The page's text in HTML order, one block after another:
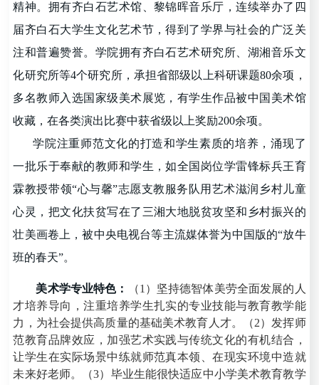
精神。 拥有齐白石艺术馆、黎锦晖音乐厅，连续举办了四
届齐白石大学生文化艺术节，得到了学界与社会的广泛关
注和普遍赞誉。学院拥有齐白石艺术研究所、湖湘音乐文
化研究所等4个研究所，承担省部级以上科研课题80余项，
多名教师入选国家级美术展览，有学生作品被中国美术馆
收藏，在各类演出比赛中获省级以上奖励200余项。
学院注重师范文化的打造和学生素质的培养，涌现了
一批乐于奉献的教师和学生，如全国岗位学雷锋标兵王育
霖教授带领“心与馨”志愿支教服务队用艺术滋润乡村儿童
心灵，把文化扶贫写在了三湘大地脱贫攻坚和乡村振兴的
壮美画卷上，被中央电视台等主流媒体誉为中国版的“放牛
班的春天”。
美术学专业特色 ：
（1）坚持德智体美劳全面发展的人
才培养导向，注重培养学生扎实的专业技能与教育教学能
力，为社会提供高质量的基础美术教育人才。（2）发挥师
范教育品牌效应，加强艺术实践与传统文化的有机结合，
让学生在实际场景中练就师范真本领、在现实环境中造就
未来好老师。（3）毕业生能很快适应中小学美术教育教学